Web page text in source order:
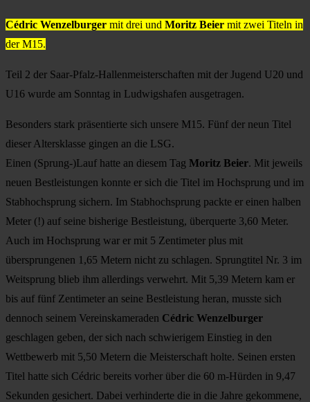
Cédric Wenzelburger mit drei und Moritz Beier mit zwei Titeln in
der M15.
Teil 2 der Saar-Pfalz-Hallenmeisterschaften mit der Jugend U20 und
U16 wurde am Sonntag in Ludwigshafen ausgetragen.
Besonders stark präsentierte sich unsere M15. Fünf der neun Titel
dieser Altersklasse gingen an die LSG.
Einen (Sprung-)Lauf hatte an diesem Tag Moritz Beier. Mit jeweils
neuen Bestleistungen konnte er sich die Titel im Hochsprung und im
Stabhochsprung sichern. Im Stabhochsprung packte er einen halben
Meter (!) auf seine bisherige Bestleistung, überquerte 3,60 Meter.
Auch im Hochsprung war er mit 5 Zentimeter plus mit
übersprungenen 1,65 Metern nicht zu schlagen. Sprungtitel Nr. 3 im
Weitsprung blieb ihm allerdings verwehrt. Mit 5,39 Metern kam er
bis auf fünf Zentimeter an seine Bestleistung heran, musste sich
dennoch seinem Vereinskameraden Cédric Wenzelburger
geschlagen geben, der sich nach schwierigem Einstieg in den
Wettbewerb mit 5,50 Metern die Meisterschaft holte. Seinen ersten
Titel hatte sich Cédric bereits vorher über die 60 m-Hürden in 9,47
Sekunden gesichert. Dabei verhinderte die in die Jahre gekommene,